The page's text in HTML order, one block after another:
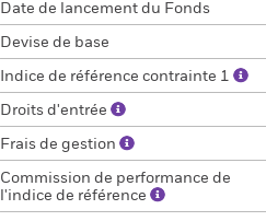
Date de lancement du Fonds
Devise de base
Indice de référence contrainte 1
Droits d'entrée
Frais de gestion
Commission de performance de
l'indice de référence